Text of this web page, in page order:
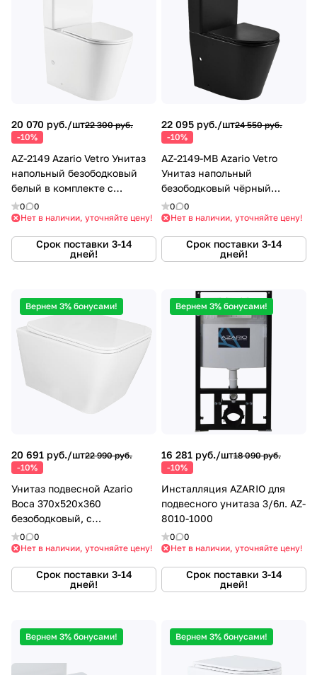
расширяла ассортимент. Сегодня под маркой
Azario производятся не только ограждения для
душа, но и широкий спектр сантехнической
керамики, включая унитазы, мойки и раковины, а
также ванны, мебель, зеркала и аксессуары для
ванной комнаты.
20 070 руб./шт22 300 руб.
-10%
AZ-2149 Azario Vetro Унитаз
напольный безободковый
белый в комплекте с
сиденьем микролиф
0
0
Нет в наличии, уточняйте цену!
Срок поставки 3-14
дней!
22 095 руб./шт24 550 руб.
-10%
AZ-2149-MB Azario Vetro
Унитаз напольный
безободковый чёрный
матовый в комплекте с
сиденьем микролиф
0
0
Нет в наличии, уточняйте цену!
Срок поставки 3-14
дней!
Вернем 3% бонусами!
20 691 руб./шт22 990 руб.
-10%
Унитаз подвесной Azario
Boca 370х520х360
безободковый, с
быстросъемным сиденьем
микролифт (AZ-2002)
0
0
Нет в наличии, уточняйте цену!
Срок поставки 3-14
дней!
Вернем 3% бонусами!
16 281 руб./шт18 090 руб.
-10%
Инсталляция AZARIO для
подвесного унитаза 3/6л. AZ-
8010-1000
0
0
Нет в наличии, уточняйте цену!
Срок поставки 3-14
дней!
Вернем 3% бонусами! Вернем 3% бонусами!